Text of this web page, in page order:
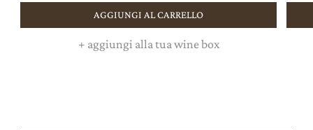
AGGIUNGI AL CARRELLO
+ aggiungi alla tua wine box